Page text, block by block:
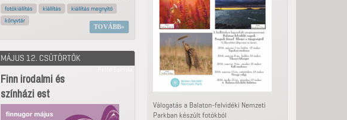
fotókiállítás kiállítás
kiállítás megnyitó
könyvtár
TOVÁBB
MÁJUS 12. CSÜTÖRTÖK
Finn irodalmi és
színházi est
Válogatás a Balaton-felvidéki Nemzeti
Parkban készült fotókból